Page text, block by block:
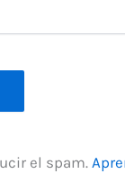
el spam.